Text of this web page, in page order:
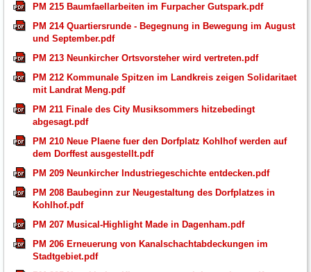
PM 215 Baumfaellarbeiten im Furpacher Gutspark.pdf
PM 214 Quartiersrunde - Begegnung in Bewegung im August
und September.pdf
PM 213 Neunkircher Ortsvorsteher wird vertreten.pdf
PM 212 Kommunale Spitzen im Landkreis zeigen Solidaritaet
mit Landrat Meng.pdf
PM 211 Finale des City Musiksommers hitzebedingt
abgesagt.pdf
PM 210 Neue Plaene fuer den Dorfplatz Kohlhof werden auf
dem Dorffest ausgestellt.pdf
PM 209 Neunkircher Industriegeschichte entdecken.pdf
PM 208 Baubeginn zur Neugestaltung des Dorfplatzes in
Kohlhof.pdf
PM 207 Musical-Highlight Made in Dagenham.pdf
PM 206 Erneuerung von Kanalschachtabdeckungen im
Stadtgebiet.pdf